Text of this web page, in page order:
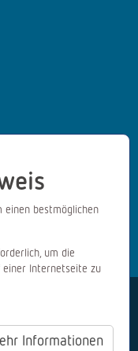
AGB
einen bestmöglichen
um die
einer Internetseite zu
Informationen